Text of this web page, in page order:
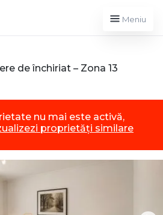
Meniu
de închiriat – Zona 13
nu mai este activă,
proprietăți similare